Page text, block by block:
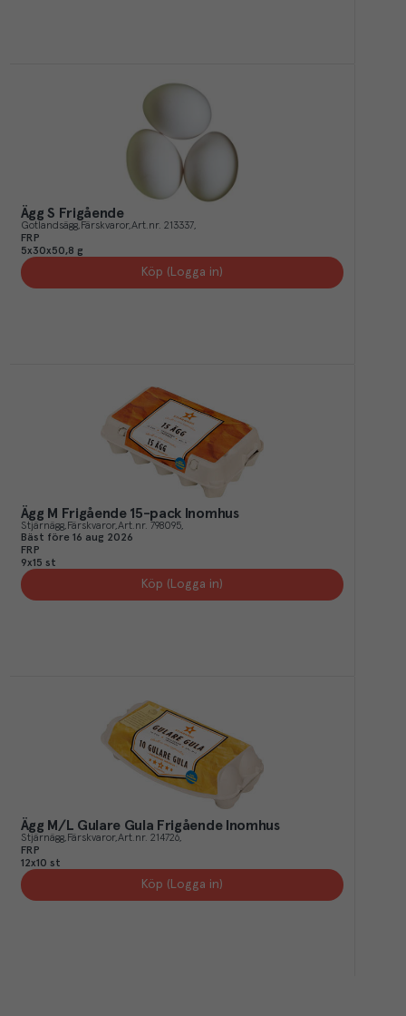
Ägg S Frigående
Gotlandsägg Färskvaror Art.nr. 213337
FRP
5x30x50,8 g
Köp (Logga in)
Ägg M Frigående 15-pack Inomhus
Stjärnägg Färskvaror Art.nr. 798095
Bäst före 16 aug 2026
FRP
9x15 st
Köp (Logga in)
Ägg M/L Gulare Gula Frigående Inomhus
Stjärnägg Färskvaror Art.nr. 214726
FRP
12x10 st
Köp (Logga in)